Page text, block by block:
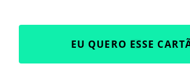
EU QUERO ESSE